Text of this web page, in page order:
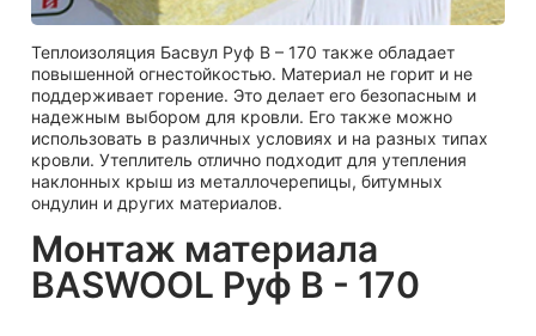
Теплоизоляция Басвул Руф В – 170 также обладает
повышенной огнестойкостью. Материал не горит и не
поддерживает горение. Это делает его безопасным и
надежным выбором для кровли. Его также можно
использовать в различных условиях и на разных типах
кровли. Утеплитель отлично подходит для утепления
наклонных крыш из металлочерепицы, битумных
ондулин и других материалов.
Монтаж материала
BASWOOL Руф В - 170